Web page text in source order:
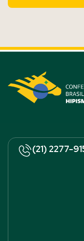
(21) 2277-